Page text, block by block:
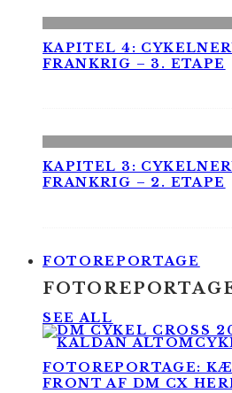
KAPITEL 4:
FRANKRIG – 3. ETAPE
KAPITEL 3:
FRANKRIG – 2. ETAPE
FOTOREPORTAGE
SEE ALL
FOTOREPORTAGE:
FRONT AF DM CX